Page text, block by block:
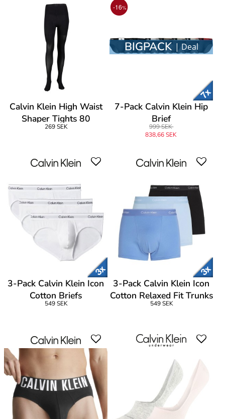
Calvin Klein High Waist
Shaper Tights 80
269 SEK
-16%
BIGPACK | Deal
7-Pack Calvin Klein Hip
Brief
999 SEK
838,66 SEK
3-Pack Calvin Klein Icon
Cotton Briefs
549 SEK
3-Pack Calvin Klein Icon
Cotton Relaxed Fit Trunks
549 SEK